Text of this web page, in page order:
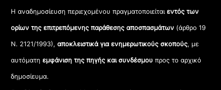
Η αναδημοσίευση περιεχομένου πραγματοποιείταιεντός των
ορίων της επιτρεπόμενης παράθεσης αποσπασμάτων (άρθρο 19
Ν. 2121/1993), αποκλειστικά για ενημερωτικούς σκοπούς, με
αυτόματηεμφάνιση της πηγής και συνδέσμου προς το αρχικό
δημοσίευμα.